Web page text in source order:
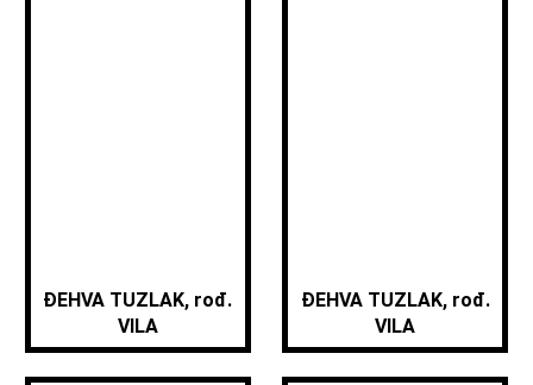
ĐEHVA TUZLAK, rođ.
VILA
ĐEHVA TUZLAK, rođ.
VILA